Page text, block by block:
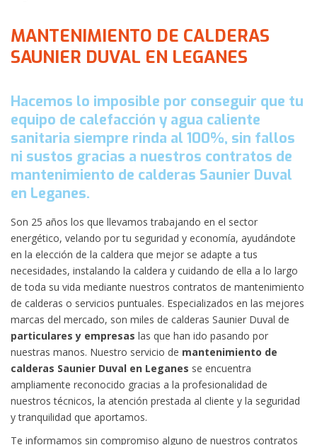
MANTENIMIENTO DE CALDERAS
SAUNIER DUVAL EN LEGANES
Hacemos lo imposible por conseguir que tu
equipo de calefacción y agua caliente
sanitaria siempre rinda al 100%, sin fallos
ni sustos gracias a nuestros contratos de
mantenimiento de calderas Saunier Duval
en Leganes.
Son 25 años los que llevamos trabajando en el sector
energético, velando por tu seguridad y economía, ayudándote
en la elección de la caldera que mejor se adapte a tus
necesidades, instalando la caldera y cuidando de ella a lo largo
de toda su vida mediante nuestros contratos de mantenimiento
de calderas o servicios puntuales. Especializados en las mejores
marcas del mercado, son miles de calderas Saunier Duval de
particulares y empresas las que han ido pasando por
nuestras manos. Nuestro servicio de mantenimiento de
calderas Saunier Duval en Leganes se encuentra
ampliamente reconocido gracias a la profesionalidad de
nuestros técnicos, la atención prestada al cliente y la seguridad
y tranquilidad que aportamos.
Te informamos sin compromiso alguno de nuestros contratos